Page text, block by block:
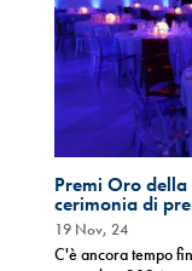
Premi Oro
cerimonia di
19 Nov, 24
C'è ancora tempo